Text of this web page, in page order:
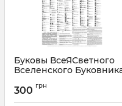
Буковы ВсеЯСветного
Вселенского
ВсеЯсветной Грамоты")
Артикул: 4303
300 грн